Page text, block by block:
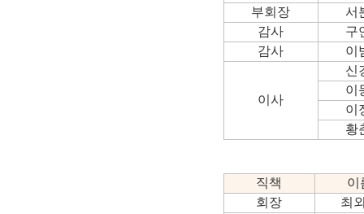
부회장
서
감사
구
감사
이
이사
신
이
이
황
직책
이
회장
최